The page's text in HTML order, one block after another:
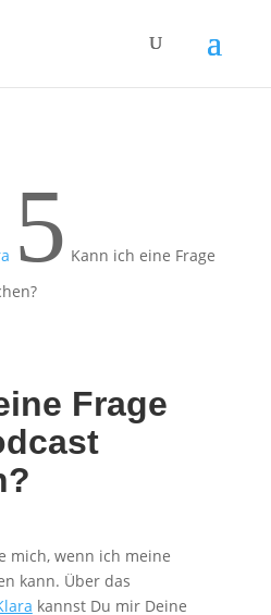
5 Kann ich eine Frage
Frage
mich, wenn ich meine
kann. Über das
kannst Du mir Deine